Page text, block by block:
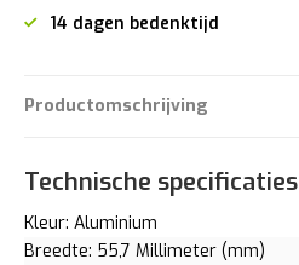
14 dagen bedenktijd
Productomschrijving
Technische specificaties
Kleur: Aluminium
Breedte: 55,7 Millimeter (mm)